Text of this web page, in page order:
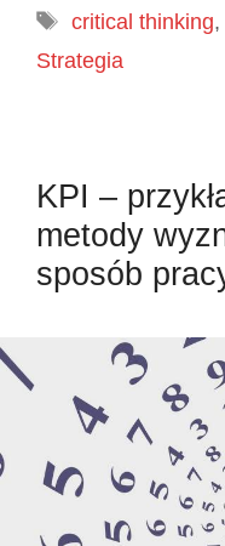
Tagi
critical thinking,
Strategia
KPI –
metody
sposób